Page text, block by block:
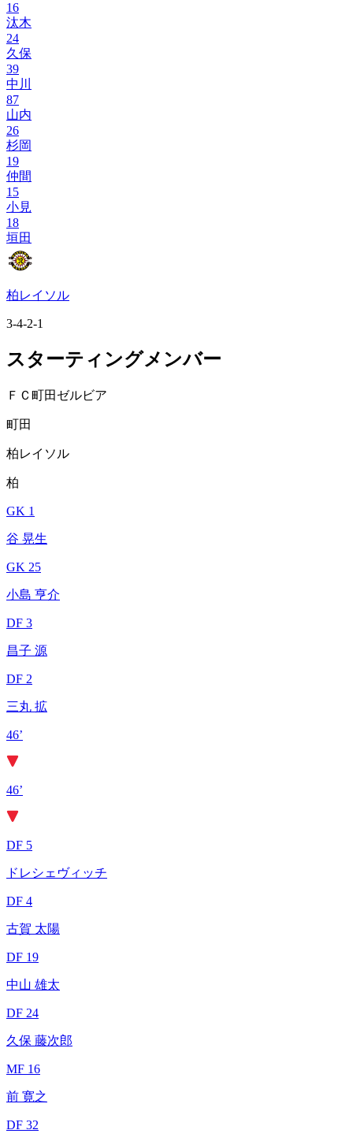
16
汰木
24
久保
39
中川
87
山内
26
杉岡
19
仲間
15
小見
18
垣田
柏レイソル
3-4-2-1
スターティングメンバー
ＦＣ町田ゼルビア
町田
柏レイソル
柏
GK 1
谷 晃生
GK 25
小島 亨介
DF 3
昌子 源
DF 2
三丸 拡
46’
46’
DF 5
ドレシェヴィッチ
DF 4
古賀 太陽
DF 19
中山 雄太
DF 24
久保 藤次郎
MF 16
前 寛之
DF 32